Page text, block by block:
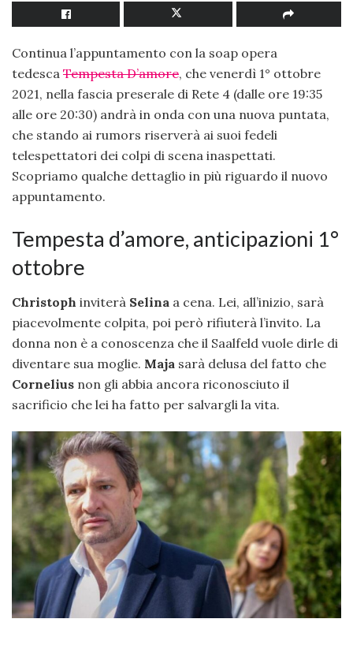
Continua l’appuntamento con la soap opera
tedesca Tempesta D’amore, che venerdì 1° ottobre
2021, nella fascia preserale di Rete 4 (dalle ore 19:35
alle ore 20:30) andrà in onda con una nuova puntata,
che stando ai rumors riserverà ai suoi fedeli
telespettatori dei colpi di scena inaspettati.
Scopriamo qualche dettaglio in più riguardo il nuovo
appuntamento.
Tempesta d’amore, anticipazioni 1°
ottobre
Christoph inviterà Selina a cena. Lei, all’inizio, sarà
piacevolmente colpita, poi però rifiuterà l’invito. La
donna non è a conoscenza che il Saalfeld vuole dirle di
diventare sua moglie. Maja sarà delusa del fatto che
Cornelius non gli abbia ancora riconosciuto il
sacrificio che lei ha fatto per salvargli la vita.